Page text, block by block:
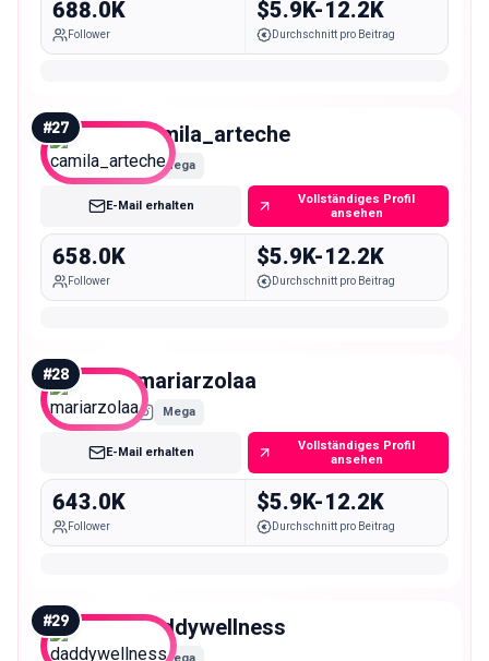
688.0K
Follower
$5.9K-12.2K
Durchschnitt pro Beitrag
#27 camila_arteche
Mega
E-Mail erhalten
Vollständiges Profil
ansehen
658.0K
Follower
$5.9K-12.2K
Durchschnitt pro Beitrag
#28 mariarzolaa
Mega
E-Mail erhalten
Vollständiges Profil
ansehen
643.0K
Follower
$5.9K-12.2K
Durchschnitt pro Beitrag
#29 daddywellness